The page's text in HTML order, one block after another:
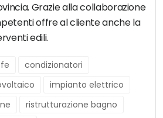
Grazie alla collaborazione
offre al cliente anche la
edili.
condizionatori
impianto elettrico
ristrutturazione bagno